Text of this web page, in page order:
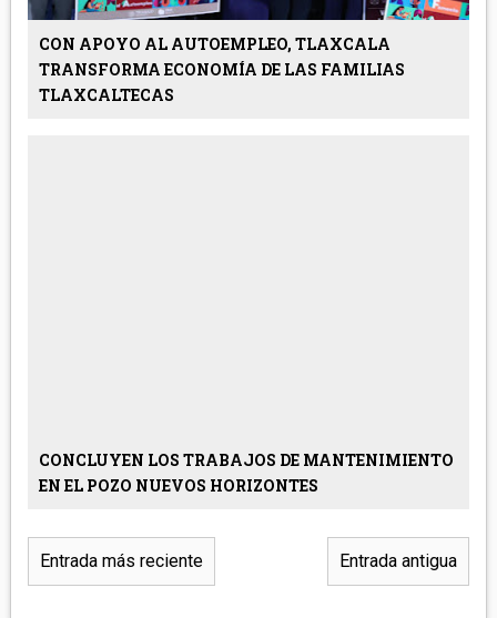
CON APOYO AL AUTOEMPLEO, TLAXCALA
TRANSFORMA ECONOMÍA DE LAS FAMILIAS
TLAXCALTECAS
CONCLUYEN LOS TRABAJOS DE MANTENIMIENTO
EN EL POZO NUEVOS HORIZONTES
Entrada más reciente Entrada antigua